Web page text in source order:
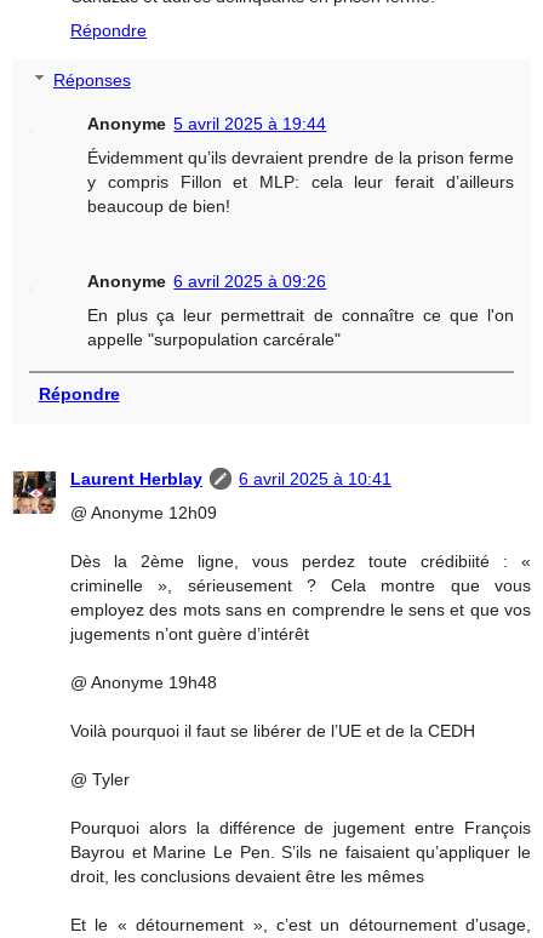
Répondre
Réponses
Anonyme 5 avril 2025 à 19:44
Évidemment qu’ils devraient prendre de la prison ferme
y compris Fillon et MLP: cela leur ferait d’ailleurs
beaucoup de bien!
Anonyme 6 avril 2025 à 09:26
En plus ça leur permettrait de connaître ce que l'on
appelle "surpopulation carcérale"
Répondre
Laurent Herblay
6 avril 2025 à 10:41
@ Anonyme 12h09
Dès la 2ème ligne, vous perdez toute crédibiité : «
criminelle », sérieusement ? Cela montre que vous
employez des mots sans en comprendre le sens et que vos
jugements n’ont guère d’intérêt
@ Anonyme 19h48
Voilà pourquoi il faut se libérer de l’UE et de la CEDH
@ Tyler
Pourquoi alors la différence de jugement entre François
Bayrou et Marine Le Pen. S’ils ne faisaient qu’appliquer le
droit, les conclusions devaient être les mêmes
Et le « détournement », c’est un détournement d’usage,